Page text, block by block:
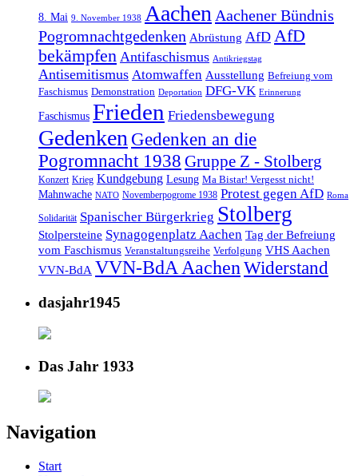
8. Mai 9. November 1938 AachenAachener Bündnis
Pogromnachtgedenken Abrüstung AfD AfD
bekämpfen Antifaschismus Antikriegstag
Antisemitismus Atomwaffen Ausstellung Befreiung vom
Faschismus Demonstration Deportation DFG-VK Erinnerung
Faschismus Frieden Friedensbewegung
Gedenken Gedenken an die
Pogromnacht 1938 Gruppe Z - Stolberg
Konzert Krieg Kundgebung Lesung Ma Bistar! Vergesst nicht!
Mahnwache NATO Novemberpogrome 1938 Protest gegen AfD Roma
Solidarität Spanischer Bürgerkrieg Stolberg
Stolpersteine Synagogenplatz Aachen Tag der Befreiung
vom Faschismus Veranstaltungsreihe Verfolgung VHS Aachen
VVN-BdA VVN-BdA AachenWiderstand
dasjahr1945
Das Jahr 1933
Navigation
Start